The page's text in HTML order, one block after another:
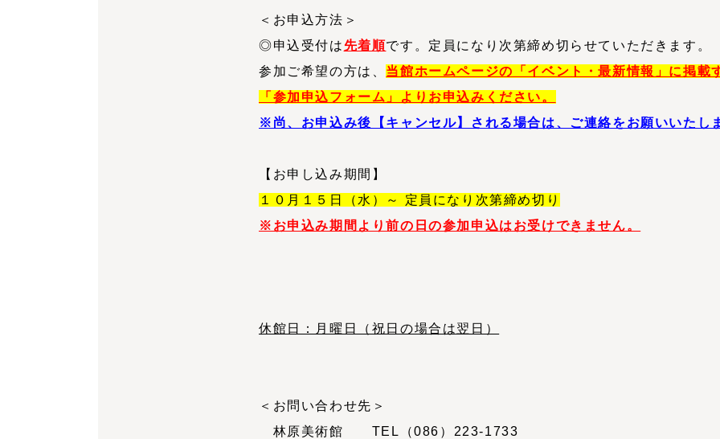
＜お申込方法＞
◎申込受付は 先着順です。定員になり次第締め切らせていただきます。
参加ご希望の方は、 当館ホームページの「イベント・最新情報」に掲載
「参加申込フォーム」よりお申込みください。
※尚、お申込み後【キャンセル】される場合は、ご連絡をお願いいたし
【お申し込み期間】
１０月１５日（水）～ 定員になり次第締め切り
※お申込み期間より前の日の参加申込はお受けできません。
休館日：月曜日（祝日の場合は翌日）
＜お問い合わせ先＞
林原美術館 TEL（086）223-1733